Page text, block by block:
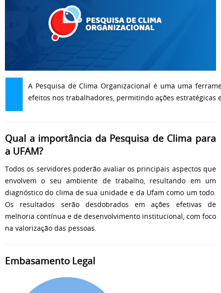
A Pesquisa de Clima Organizacional é uma uma
efeitos nos trabalhadores, permitindo ações
Qual a importância da Pesquisa de Clima para
a UFAM?
Todos os servidores poderão avaliar os principais aspectos que
envolvem o seu ambiente de trabalho, resultando em um
diagnóstico do clima de sua unidade e da Ufam como um todo.
Os resultados serão desdobrados em ações efetivas de
melhoria contínua e de desenvolvimento institucional, com foco
na valorização das pessoas.
Embasamento Legal